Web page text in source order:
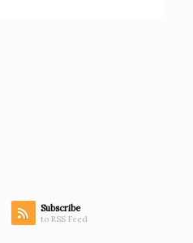
Subscribe
to RSS Feed